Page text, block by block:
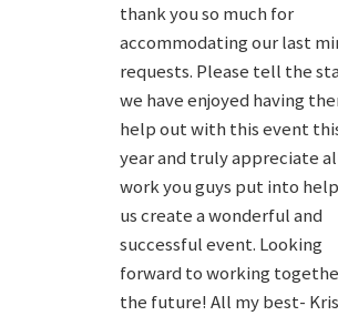
thank you so much for
accommodating our last
requests. Please tell the
we have enjoyed having
help out with this event
year and truly appreciate
work you guys put into
us create a wonderful and
successful event. Looking
forward to working
the future! All my best-